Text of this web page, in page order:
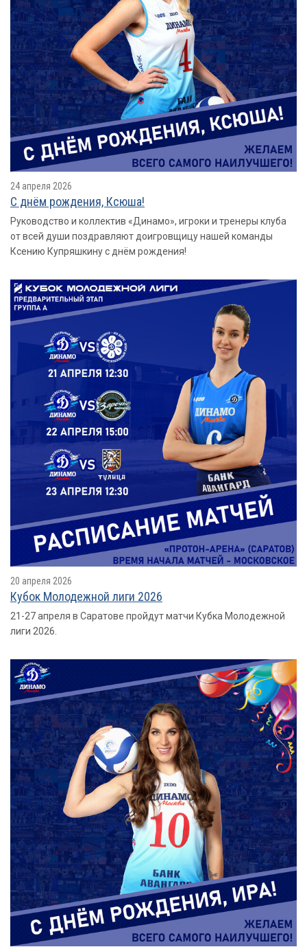
24 апреля 2026
С днём рождения, Ксюша!
Руководство и коллектив «Динамо», игроки и тренеры клуба
от всей души поздравляют доигровщицу нашей команды
Ксению Купряшкину с днём рождения!
20 апреля 2026
Кубок Молодежной лиги 2026
21-27 апреля в Саратове пройдут матчи Кубка Молодежной
лиги 2026.